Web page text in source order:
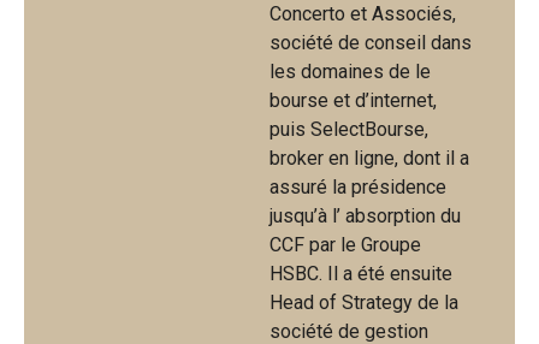
Concerto et Associés,
société de conseil dans
les domaines de le
bourse et d’internet,
puis SelectBourse,
broker en ligne, dont il a
assuré la présidence
jusqu’à l’ absorption du
CCF par le Groupe
HSBC. Il a été ensuite
Head of Strategy de la
société de gestion